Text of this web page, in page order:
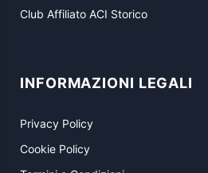
Club Affiliato ACI Storico
INFORMAZIONI LEGALI
Privacy Policy
Cookie Policy